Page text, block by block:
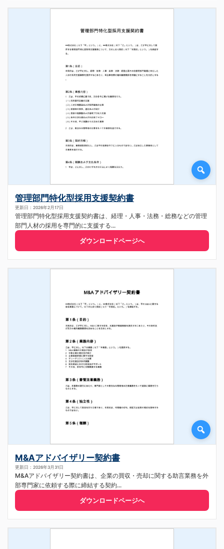
管理部門特化型採用支援契約書
更新日：2026年2月17日
管理部門特化型採用支援契約書は、経理・人事・法務・総務などの管理
部門人材の採用を専門的に支援する...
ダウンロードページへ
M&Aアドバイザリー契約書
更新日：2026年3月31日
M&Aアドバイザリー契約書は、企業の買収・売却に関する助言業務を外
部専門家に依頼する際に締結する契約...
ダウンロードページへ